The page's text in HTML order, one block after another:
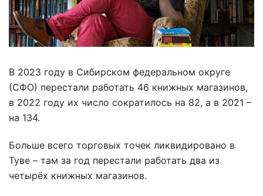
В 2023 году в Сибирском федеральном округе
(СФО) перестали работать 46 книжных магазинов,
в 2022 году их число сократилось на 82, а в 2021 –
на 134.
Больше всего торговых точек ликвидировано в
Туве – там за год перестали работать два из
четырёх книжных магазинов.